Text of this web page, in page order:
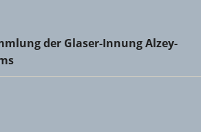
der Glaser-Innung Alzey-Bingen-
der Glaser-Innung Alzey-